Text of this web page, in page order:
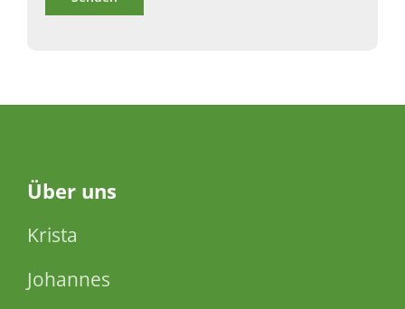
Über uns
Krista
Johannes